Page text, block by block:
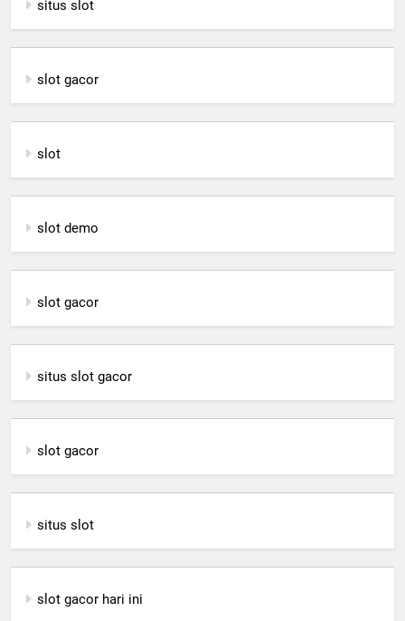
situs slot
slot gacor
slot
slot demo
slot gacor
situs slot gacor
slot gacor
situs slot
slot gacor hari ini